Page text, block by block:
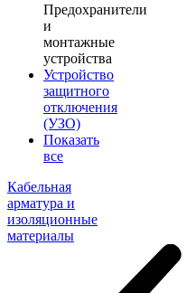
Предохранители
и
монтажные
устройства
Устройство
защитного
отключения
(УЗО)
Показать
все
Кабельная
арматура и
изоляционные
материалы